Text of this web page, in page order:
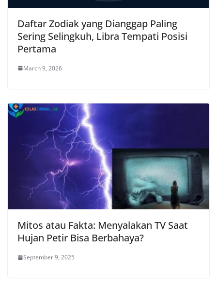
Daftar Zodiak yang Dianggap Paling
Sering Selingkuh, Libra Tempati Posisi
Pertama
March 9, 2026
Mitos atau Fakta: Menyalakan TV Saat
Hujan Petir Bisa Berbahaya?
September 9, 2025